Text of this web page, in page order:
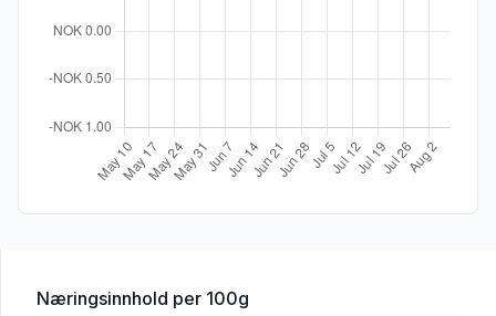
Næringsinnhold for 'Tofu Naturell'
per 100g